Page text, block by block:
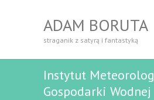
ADAM BORUTA
straganik z satyrą i fantastyką
Instytut
Gospodarki Wodnej